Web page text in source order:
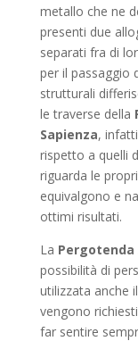
metallo che ne
presenti due
separati fra di
per il passaggio
strutturali
le traverse della
Sapienza,
rispetto a quelli
riguarda le
equivalgono e
ottimi risultati.
La Pergotenda
possibilità di
utilizzata anche
vengono
far sentire